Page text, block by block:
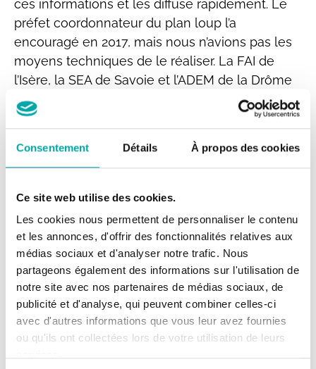
Consentement Détails À propos des cookies
Ce site web utilise des cookies.
Les cookies nous permettent de personnaliser le contenu
et les annonces, d'offrir des fonctionnalités relatives aux
médias sociaux et d'analyser notre trafic. Nous
partageons également des informations sur l'utilisation de
notre site avec nos partenaires de médias sociaux, de
publicité et d'analyse, qui peuvent combiner celles-ci
avec d'autres informations que vous leur avez fournies
ou qu'ils ont collectées lors de votre utilisation de leurs
ces informations et les diffuse rapidement. Le
préfet coordonnateur du plan loup l’a
encouragé en 2017, mais nous n’avions pas les
moyens techniques de le réaliser. La FAI de
l’Isère, la SEA de Savoie et l’ADEM de la Drôme
nous ont donc rejoints pour en développer une
première version. Grâce à cette collaboration,
que ce que nous avions imaginé. Nous savons
soutenir les éleveurs et bergers, c’est tout
l’intérêt de la carte. Maploup nous fournit des
données précises et des arguments pour
déclencher des moyens humains, administratifs
et financiers pour agir. C’est un outil de
médiation entre éleveurs, bergers, élus et
services de l’État qui nous amène à travailler
ensemble. »
Témoignage issu de notre dossier
thématique